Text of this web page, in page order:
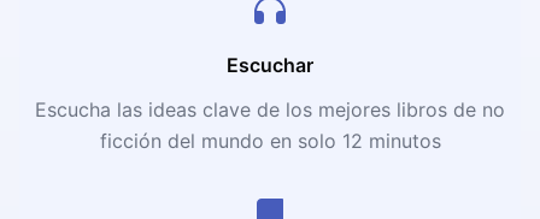
Escuchar
Escucha las ideas clave de los mejores libros de no
ficción del mundo en solo 12 minutos